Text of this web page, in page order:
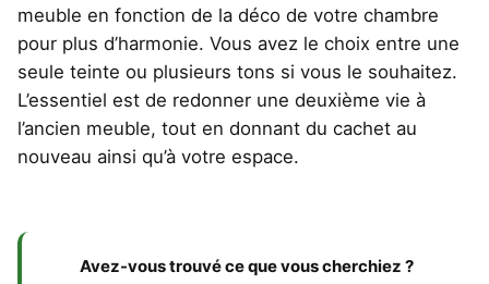
meuble en fonction de la déco de votre chambre
pour plus d’harmonie. Vous avez le choix entre une
seule teinte ou plusieurs tons si vous le souhaitez.
L’essentiel est de redonner une deuxième vie à
l’ancien meuble, tout en donnant du cachet au
nouveau ainsi qu’à votre espace.
Avez-vous trouvé ce que vous cherchiez ?